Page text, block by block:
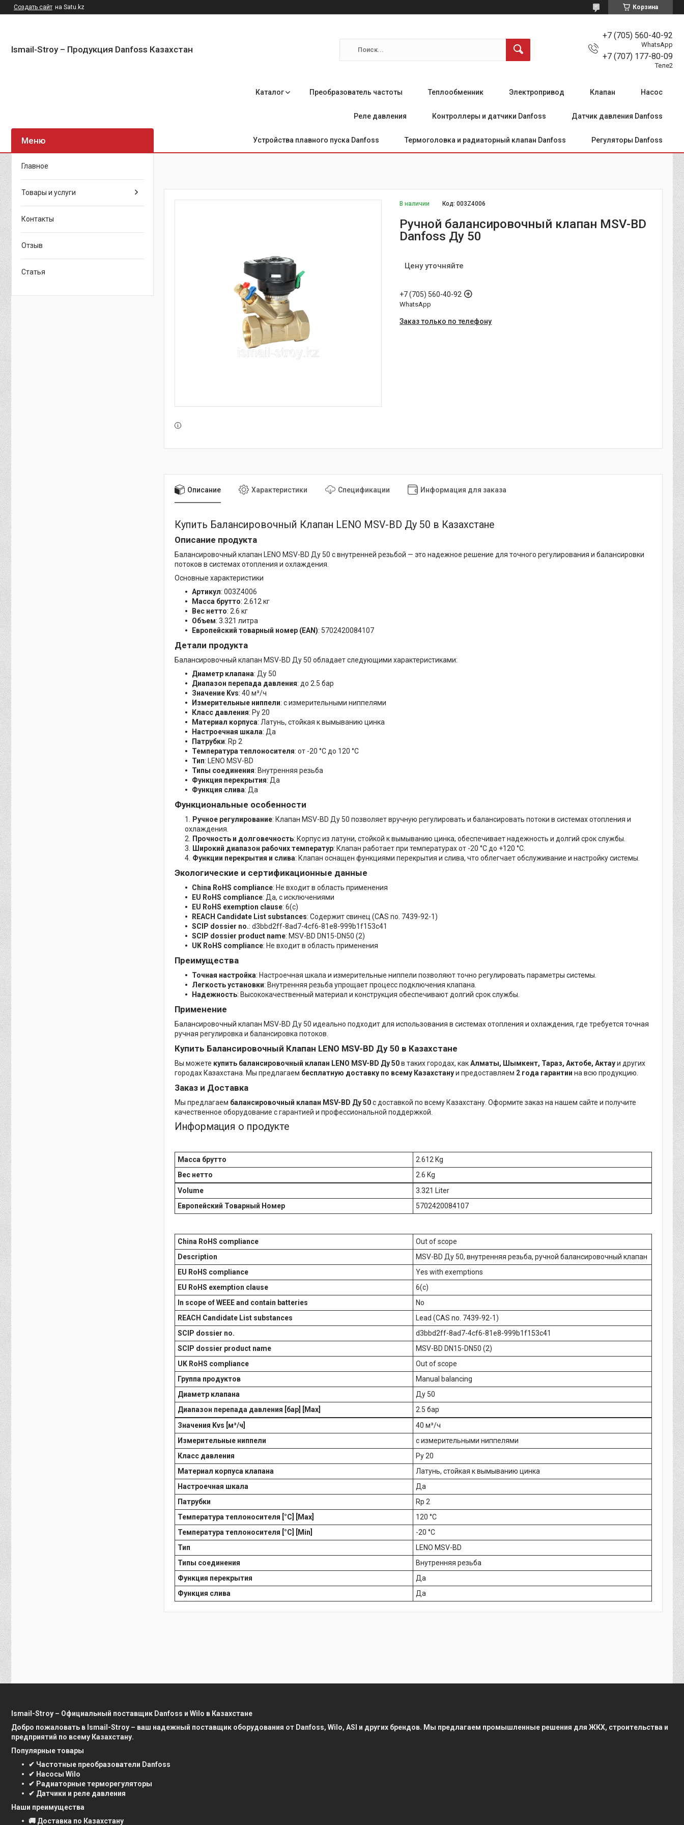
Создать сайт на Satu.kz Корзина
Ismail-Stroy – Продукция Danfoss Казахстан
+7 (705) 560-40-92
WhatsApp
+7 (707) 177-80-09
Теле2
Каталог Преобразователь частоты Теплообменник Электропривод Клапан Насос
Реле давления Контроллеры и датчики Danfoss Датчик давления Danfoss
Устройства плавного пуска Danfoss Термоголовка и радиаторный клапан Danfoss Регуляторы Danfoss
В наличии Код:003Z4006
Ручной балансировочный клапан MSV-BD
Danfoss Ду 50
Цену уточняйте
+7 (705) 560-40-92
WhatsApp
Заказ только по телефону
Описание Характеристики Спецификации Информация для заказа
Купить Балансировочный Клапан LENO MSV-BD Ду 50 в Казахстане
Описание продукта
Балансировочный клапан LENO MSV-BD Ду 50 с внутренней резьбой — это надежное решение для точного регулирования и балансировки
потоков в системах отопления и охлаждения.
Основные характеристики
Артикул: 003Z4006
Масса брутто: 2.612 кг
Вес нетто: 2.6 кг
Объем: 3.321 литра
Европейский товарный номер (EAN): 5702420084107
Детали продукта
Балансировочный клапан MSV-BD Ду 50 обладает следующими характеристиками:
Диаметр клапана: Ду 50
Диапазон перепада давления: до 2.5 бар
Значение Kvs: 40 м³/ч
Измерительные ниппели: с измерительными ниппелями
Класс давления: Ру 20
Материал корпуса: Латунь, стойкая к вымыванию цинка
Настроечная шкала: Да
Патрубки: Rp 2
Температура теплоносителя: от -20 °C до 120 °C
Тип: LENO MSV-BD
Типы соединения: Внутренняя резьба
Функция перекрытия: Да
Функция слива: Да
Функциональные особенности
Ручное регулирование: Клапан MSV-BD Ду 50 позволяет вручную регулировать и балансировать потоки в системах отопления и
охлаждения.
Прочность и долговечность: Корпус из латуни, стойкой к вымыванию цинка, обеспечивает надежность и долгий срок службы.
Широкий диапазон рабочих температур: Клапан работает при температурах от -20 °C до +120 °C.
Функции перекрытия и слива: Клапан оснащен функциями перекрытия и слива, что облегчает обслуживание и настройку системы.
Экологические и сертификационные данные
China RoHS compliance: Не входит в область применения
EU RoHS compliance: Да, с исключениями
EU RoHS exemption clause: 6(c)
REACH Candidate List substances: Содержит свинец (CAS no. 7439-92-1)
SCIP dossier no.: d3bbd2ff-8ad7-4cf6-81e8-999b1f153c41
SCIP dossier product name: MSV-BD DN15-DN50 (2)
UK RoHS compliance: Не входит в область применения
Преимущества
Точная настройка: Настроечная шкала и измерительные ниппели позволяют точно регулировать параметры системы.
Легкость установки: Внутренняя резьба упрощает процесс подключения клапана.
Надежность: Высококачественный материал и конструкция обеспечивают долгий срок службы.
Применение
Балансировочный клапан MSV-BD Ду 50 идеально подходит для использования в системах отопления и охлаждения, где требуется точная
ручная регулировка и балансировка потоков.
Купить Балансировочный Клапан LENO MSV-BD Ду 50 в Казахстане
Вы можете купить балансировочный клапан LENO MSV-BD Ду 50в таких городах, какАлматы, Шымкент, Тараз, Актобе, Актауи других
городах Казахстана. Мы предлагаем бесплатную доставку по всему Казахстануи предоставляем 2 года гарантии на всю продукцию.
Заказ и Доставка
Мы предлагаем балансировочный клапан MSV-BD Ду 50с доставкой по всему Казахстану. Оформите заказ на нашем сайте и получите
качественное оборудование с гарантией и профессиональной поддержкой.
Информация о продукте
Масса брутто
2.612 Kg
Вес нетто
2.6 Kg
Volume
3.321 Liter
Европейский Товарный Номер
5702420084107
China RoHS compliance
Out of scope
Description
MSV-BD Ду 50, внутренняя резьба, ручной балансировочный клапан
EU RoHS compliance
Yes with exemptions
EU RoHS exemption clause
6(c)
In scope of WEEE and contain batteries
No
REACH Candidate List substances
Lead (CAS no. 7439-92-1)
SCIP dossier no.
d3bbd2ff-8ad7-4cf6-81e8-999b1f153c41
SCIP dossier product name
MSV-BD DN15-DN50 (2)
UK RoHS compliance
Out of scope
Группа продуктов
Manual balancing
Диаметр клапана
Ду 50
Диапазон перепада давления [бар] [Max]
2.5 бар
Значения Kvs [м³/ч]
40 м³/ч
Измерительные ниппели
с измерительными ниппелями
Класс давления
Ру 20
Материал корпуса клапана
Латунь, стойкая к вымыванию цинка
Настроечная шкала
Да
Патрубки
Rp 2
Температура теплоносителя [°C] [Max]
120 °C
Температура теплоносителя [°C] [Min]
-20 °C
Тип
LENO MSV-BD
Типы соединения
Внутренняя резьба
Функция перекрытия
Да
Функция слива
Да
Главное
Товары и услуги
Контакты
Отзыв
Статья
Ismail-Stroy – Официальный поставщик Danfoss и Wilo в Казахстане
Добро пожаловать в Ismail-Stroy – ваш надежный поставщик оборудования от Danfoss, Wilo, ASI и других брендов. Мы предлагаем промышленные решения для ЖКХ, строительства и
предприятий по всему Казахстану.
Популярные товары
✔ Частотные преобразователи Danfoss
✔ Насосы Wilo
✔ Радиаторные терморегуляторы
✔ Датчики и реле давления
Наши преимущества
🚚 Доставка по Казахстану